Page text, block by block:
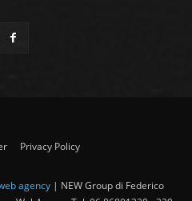
Privacy Policy
agency| NEW Group di Federico